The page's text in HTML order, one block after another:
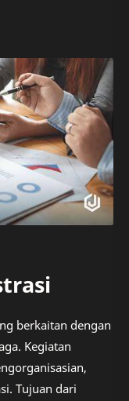
berkaitan dengan
Kegiatan
Tujuan dari